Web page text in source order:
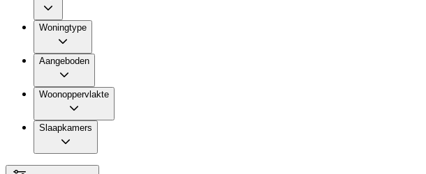
Woningtype
Aangeboden
Woonoppervlakte
Slaapkamers